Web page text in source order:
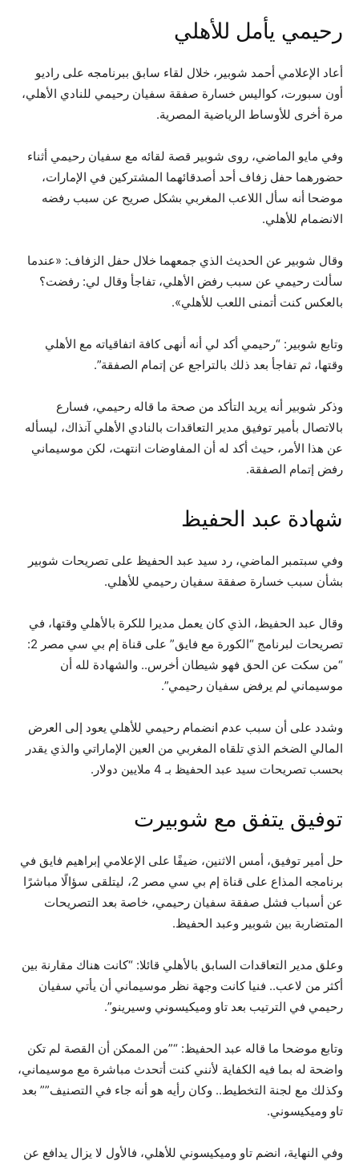
رحيمي يأمل للأهلي
أعاد الإعلامي أحمد شوبير، خلال لقاء سابق ببرنامجه على راديو
أون سبورت، كواليس خسارة صفقة سفيان رحيمي للنادي الأهلي،
مرة أخرى للأوساط الرياضية المصرية.
وفي مايو الماضي، روى شوبير قصة لقائه مع سفيان رحيمي أثناء
حضورهما حفل زفاف أحد أصدقائهما المشتركين في الإمارات،
موضحا أنه سأل اللاعب المغربي بشكل صريح عن سبب رفضه
الانضمام للأهلي.
وقال شوبير عن الحديث الذي جمعهما خلال حفل الزفاف: «عندما
سألت رحيمي عن سبب رفض الأهلي، تفاجأ وقال لي: رفضت؟
بالعكس كنت أتمنى اللعب للأهلي».
وتابع شوبير: “رحيمي أكد لي أنه أنهى كافة اتفاقياته مع الأهلي
وقتها، ثم تفاجأ بعد ذلك بالتراجع عن إتمام الصفقة”.
وذكر شوبير أنه يريد التأكد من صحة ما قاله رحيمي، فسارع
بالاتصال بأمير توفيق مدير التعاقدات بالنادي الأهلي آنذاك، ليسأله
عن هذا الأمر، حيث أكد له أن المفاوضات انتهت، لكن موسيماني
رفض إتمام الصفقة.
شهادة عبد الحفيظ
وفي سبتمبر الماضي، رد سيد عبد الحفيظ على تصريحات شوبير
بشأن سبب خسارة صفقة سفيان رحيمي للأهلي.
وقال عبد الحفيظ، الذي كان يعمل مديرا للكرة بالأهلي وقتها، في
تصريحات لبرنامج “الكورة مع فايق” على قناة إم بي سي مصر 2:
“من سكت عن الحق فهو شيطان أخرس.. والشهادة لله أن
موسيماني لم يرفض سفيان رحيمي”.
وشدد على أن سبب عدم انضمام رحيمي للأهلي يعود إلى العرض
المالي الضخم الذي تلقاه المغربي من العين الإماراتي والذي يقدر
بحسب تصريحات سيد عبد الحفيظ بـ 4 ملايين دولار.
توفيق يتفق مع شوبيرت
حل أمير توفيق، أمس الاثنين، ضيفًا على الإعلامي إبراهيم فايق في
برنامجه المذاع على قناة إم بي سي مصر 2، ليتلقى سؤالًا مباشرًا
عن أسباب فشل صفقة سفيان رحيمي، خاصة بعد التصريحات
المتضاربة بين شوبير وعبد الحفيظ.
وعلق مدير التعاقدات السابق بالأهلي قائلا: “كانت هناك مقارنة بين
أكثر من لاعب.. فنيا كانت وجهة نظر موسيماني أن يأتي سفيان
رحيمي في الترتيب بعد تاو وميكيسوني وسيرينو”.
وتابع موضحا ما قاله عبد الحفيظ: “”من الممكن أن القصة لم تكن
واضحة له بما فيه الكفاية لأنني كنت أتحدث مباشرة مع موسيماني،
وكذلك مع لجنة التخطيط.. وكان رأيه هو أنه جاء في التصنيف”” بعد
تاو وميكيسوني.
وفي النهاية، انضم تاو وميكيسوني للأهلي، فالأول لا يزال يدافع عن